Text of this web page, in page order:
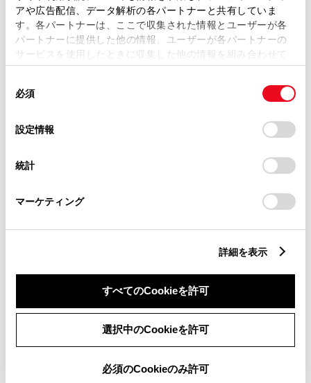
アや広告配信、データ解析の各パートナーと共有していま
す。各パートナーは、ここで収集された情報とユーザーが各
パートナーに提供した他の情報、ユーザーが各パートナーの
サービスを使用したときに収集した他の情報を組み合わせて
使用することがあります。当ウェブサイトの使用を続行する
デバイスにすべてのCookie(クッキー)が保存されることに同
意したことになります。Cookie(クッキー)のオプトアウト、
設定の変更、同意を撤回したりするにあたっては、当社の
「Cookie（クッキー）情報の取り扱いについて
」をご覧くだ
必須
設定情報
統計
マーケティング
詳細を表示
すべてのCookieを許可
選択中のCookieを許可
必須のCookieのみ許可
ドライブレコーダー
※ 記録媒体(SDカード等)は別途ご購入いただく場合がございます
ｲﾝﾃﾘｼﾞｪﾝﾄｸﾘｱﾗﾝｽｿﾅｰ・ｽﾏｰﾄｱｼｽﾄ
バックモニター
※ グレードや予防安全装置の設定によって同じ車種でも安全運転サポー
ト車の区分が異なる場合があります。